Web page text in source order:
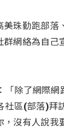
珠勤跑部
網絡為自
除了網際網
區(部落)拜
沒有人說